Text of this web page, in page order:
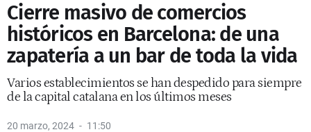
Cierre masivo de comercios
históricos en Barcelona: de una
zapatería a un bar de toda la vida
Varios establecimientos se han despedido para siempre
de la capital catalana en los últimos meses
20 marzo, 2024 11:50